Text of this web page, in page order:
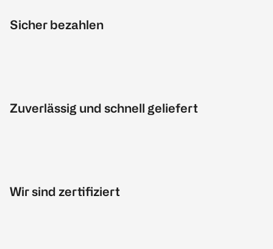
Sicher bezahlen
Zuverlässig und schnell geliefert
Wir sind zertifiziert